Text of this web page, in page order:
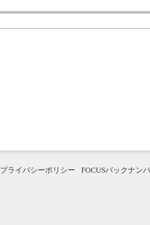
プライバシーポリシー FOCUSバックナン